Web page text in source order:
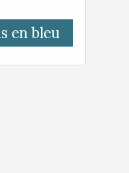
en bleu